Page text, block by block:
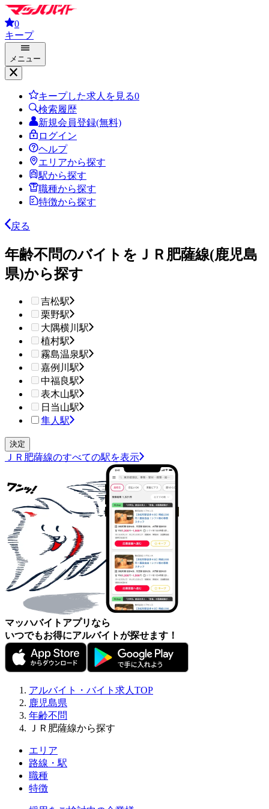
0
キープ
メニュー
キープした求人を見る0
検索履歴
新規会員登録(無料)
ログイン
ヘルプ
エリアから探す
駅から探す
職種から探す
特徴から探す
戻る
年齢不問のバイトをＪＲ肥薩線(鹿児島
県)から探す
吉松駅
栗野駅
大隅横川駅
植村駅
霧島温泉駅
嘉例川駅
中福良駅
表木山駅
日当山駅
隼人駅
ＪＲ肥薩線のすべての駅を表示
マッハバイトアプリなら
いつでもお得にアルバイトが探せます！
アルバイト・バイト求人TOP
鹿児島県
年齢不問
ＪＲ肥薩線から探す
エリア
路線・駅
職種
特徴